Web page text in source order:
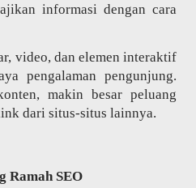
informasi dengan cara
video, dan elemen interaktif
pengalaman pengunjung.
makin besar peluang
dari situs-situs lainnya.
Ramah SEO